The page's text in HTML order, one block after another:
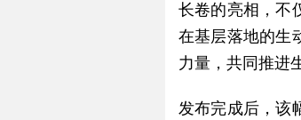
长卷的亮相，不
在基层落地的生
力量，共同推进
发布完成后，该